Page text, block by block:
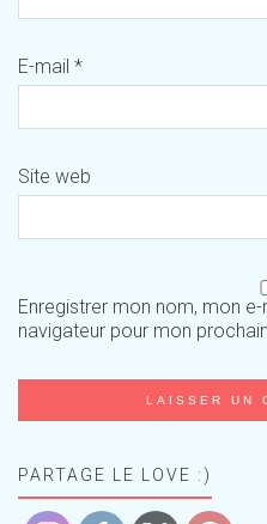
E-mail *
Site web
Enregistrer mon nom, mon
navigateur pour mon
PARTAGE LE LOVE :)